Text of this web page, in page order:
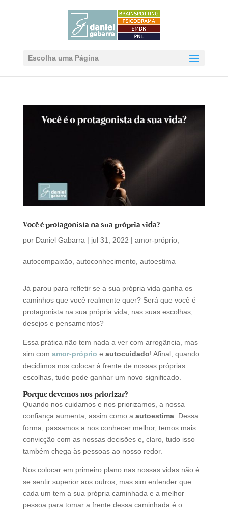
Escolha uma Página
Você é protagonista na sua própria vida?
por Daniel Gabarra| jul 31, 2022 | amor-próprio,
autocompaixão, autoconhecimento, autoestima
Já parou para refletir se a sua própria vida ganha os
caminhos que você realmente quer? Será que você é
protagonista na sua própria vida, nas suas escolhas,
desejos e pensamentos?
Essa prática não tem nada a ver com arrogância, mas
sim com amor-próprio e autocuidado! Afinal, quando
decidimos nos colocar à frente de nossas próprias
escolhas, tudo pode ganhar um novo significado.
Porque devemos nos priorizar?
Quando nos cuidamos e nos priorizamos, a nossa
confiança aumenta, assim como a autoestima. Dessa
forma, passamos a nos conhecer melhor, temos mais
convicção com as nossas decisões e, claro, tudo isso
também chega às pessoas ao nosso redor.
Nos colocar em primeiro plano nas nossas vidas não é
se sentir superior aos outros, mas sim entender que
cada um tem a sua própria caminhada e a melhor
pessoa para tomar a frente dessa caminhada é o